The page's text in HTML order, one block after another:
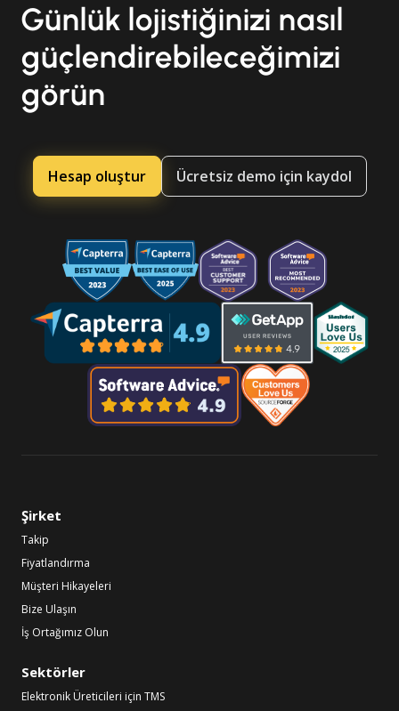
Günlük lojistiğinizi nasıl
güçlendirebileceğimizi
görün
Hesap oluştur Ücretsiz demo için kaydol
Şirket
Takip
Fiyatlandırma
Müşteri Hikayeleri
Bize Ulaşın
İş Ortağımız Olun
Sektörler
Elektronik Üreticileri için TMS